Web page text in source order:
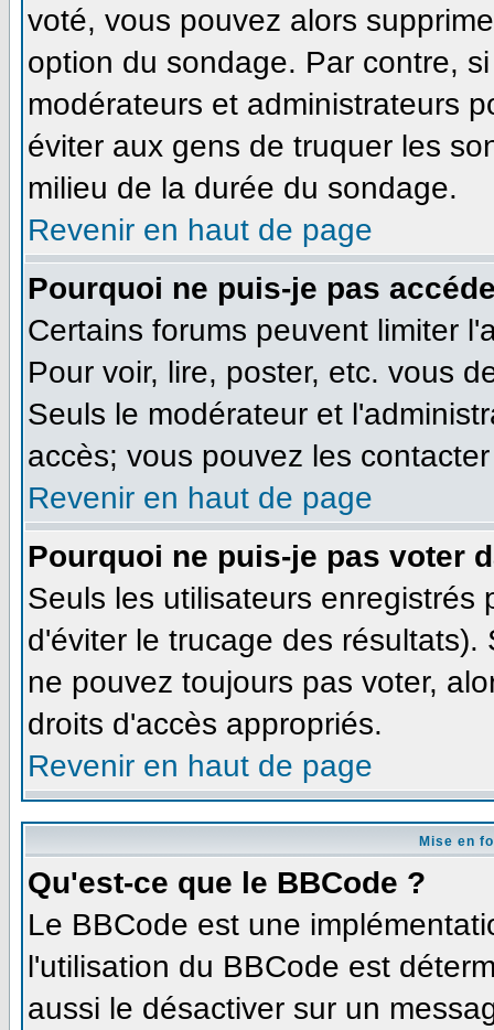
voté, vous pouvez alors
option du sondage. Par contre,
modérateurs et administrateurs
éviter aux gens de truquer les
milieu de la durée du sondage.
Revenir en haut de page
Pourquoi ne puis-je pas
Certains forums peuvent limiter
Pour voir, lire, poster, etc. vous
Seuls le modérateur et
accès; vous pouvez les
Revenir en haut de page
Pourquoi ne puis-je pas voter
Seuls les utilisateurs
d'éviter le trucage des
ne pouvez toujours pas voter,
droits d'accès appropriés.
Revenir en haut de page
Mise en
Qu'est-ce que le BBCode ?
Le BBCode est une
l'utilisation du BBCode est
aussi le désactiver sur un